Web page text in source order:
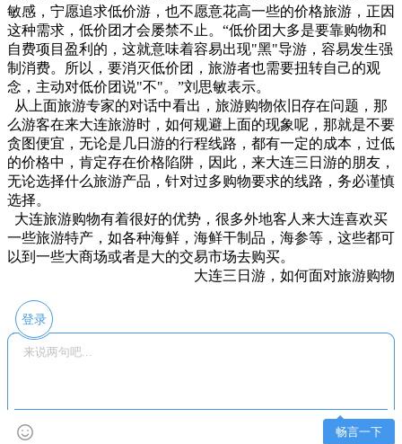
敏感，宁愿追求低价游，也不愿意花高一些的价格旅游，正因
这种需求，低价团才会屡禁不止。“低价团大多是要靠购物和
自费项目盈利的，这就意味着容易出现"黑"导游，容易发生强
制消费。所以，要消灭低价团，旅游者也需要扭转自己的观
念，主动对低价团说"不"。”刘思敏表示。
从上面旅游专家的对话中看出，旅游购物依旧存在问题，那
么游客在来大连旅游时，如何规避上面的现象呢，那就是不要
贪图便宜，无论是几日游的行程线路，都有一定的成本，过低
的价格中，肯定存在价格陷阱，因此，来大连三日游的朋友，
无论选择什么旅游产品，针对过多购物要求的线路，务必谨慎
选择。
大连旅游购物有着很好的优势，很多外地客人来大连喜欢买
一些旅游特产，如各种海鲜，海鲜干制品，海参等，这些都可
以到一些大商场或者是大的交易市场去购买。
大连三日游，如何面对旅游购物
登录
畅言一下